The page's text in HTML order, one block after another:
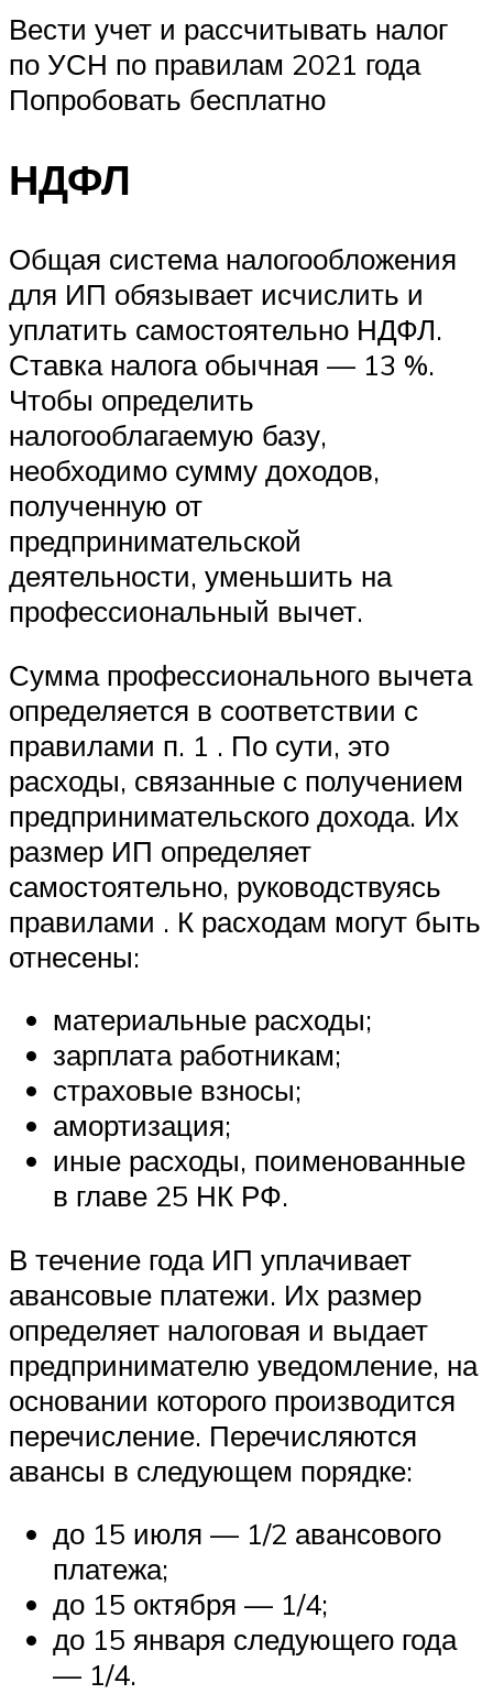
Вести учет и рассчитывать налог
по УСН по правилам 2021 года
Попробовать бесплатно
НДФЛ
Общая система налогообложения
для ИП обязывает исчислить и
уплатить самостоятельно НДФЛ.
Ставка налога обычная — 13 %.
Чтобы определить
налогооблагаемую базу,
необходимо сумму доходов,
полученную от
предпринимательской
деятельности, уменьшить на
профессиональный вычет.
Сумма профессионального вычета
определяется в соответствии с
правилами п. 1 . По сути, это
расходы, связанные с получением
предпринимательского дохода. Их
размер ИП определяет
самостоятельно, руководствуясь
правилами . К расходам могут быть
отнесены:
материальные расходы;
зарплата работникам;
страховые взносы;
амортизация;
иные расходы, поименованные
в главе 25 НК РФ.
В течение года ИП уплачивает
авансовые платежи. Их размер
определяет налоговая и выдает
предпринимателю уведомление, на
основании которого производится
перечисление. Перечисляются
авансы в следующем порядке:
до 15 июля — 1/2 авансового
платежа;
до 15 октября — 1/4;
до 15 января следующего года
— 1/4.